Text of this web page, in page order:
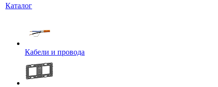
Каталог
Кабели и провода